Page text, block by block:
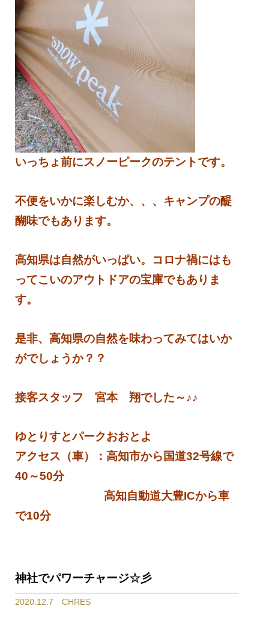
いっちょ前にスノーピークのテントです。
不便をいかに楽しむか、、、キャンプの醍
醐味でもあります。
高知県は自然がいっぱい。コロナ禍にはも
ってこいのアウトドアの宝庫でもありま
す。
是非、高知県の自然を味わってみてはいか
がでしょうか？？
接客スタッフ 宮本 翔でした～♪♪
ゆとりすとパークおおとよ
アクセス（車）：高知市から国道32号線で
40～50分
高知自動道大豊ICから車
で10分
神社でパワーチャージ☆彡
2020.12.7 CHRES